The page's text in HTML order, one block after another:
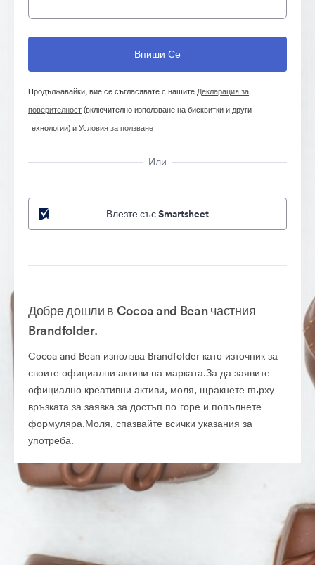
Продължавайки, вие се съгласявате с нашитеДекларация за
поверителност(включително използване на бисквитки и други
технологии) иУсловия за ползване
Или
Влезте със Smartsheet
Добре дошли в Cocoa and Bean частния
Brandfolder.
Cocoa and Bean използва Brandfolder като източник за
своите официални активи на марката.За да заявите
официално креативни активи, моля, щракнете върху
връзката за заявка за достъп по-горе и попълнете
формуляра.Моля, спазвайте всички указания за
употреба.